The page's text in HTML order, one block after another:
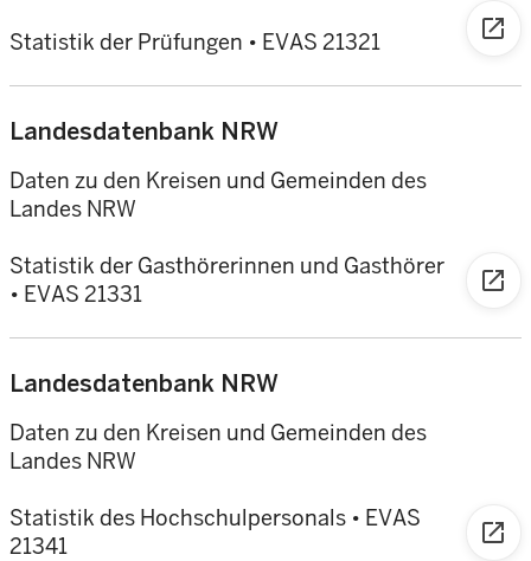
Statistik der Prüfungen • EVAS 21321 open_in_new
Landesdatenbank NRW
Daten zu den Kreisen und Gemeinden des
Landes NRW
Statistik der Gasthörerinnen und Gasthörer
• EVAS 21331 open_in_new
Landesdatenbank NRW
Daten zu den Kreisen und Gemeinden des
Landes NRW
Statistik des Hochschulpersonals • EVAS
21341
open_in_new